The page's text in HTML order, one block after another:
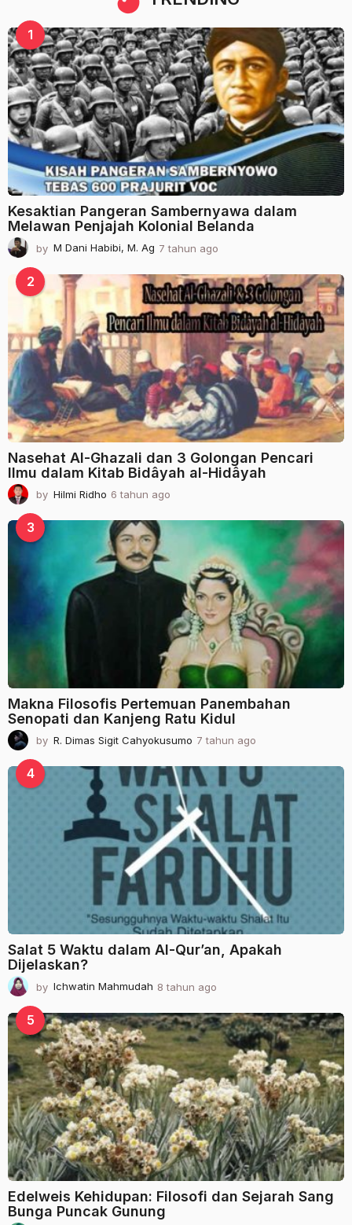
h
n
a
g
o
1
Kesaktian Pangeran Sambernyawa dalam
Melawan Penjajah Kolonial Belanda
by M Dani Habibi, M. Ag 7 tahun ago
a
h
u
n
a
g
o
2
Nasehat Al-Ghazali dan 3 Golongan Pencari
Ilmu dalam Kitab Bidâyah al-Hidâyah
by Hilmi Ridho 6 tahun ago
a
a
3
Makna Filosofis Pertemuan Panembahan
Senopati dan Kanjeng Ratu Kidul
by R. Dimas Sigit Cahyokusumo 7 tahun ago
a
h
u
n
a
g
4
Salat 5 Waktu dalam Al-Qur’an, Apakah
Dijelaskan?
by Ichwatin Mahmudah 8 tahun ago
a
h
n
a
g
o
5
Edelweis Kehidupan: Filosofi dan Sejarah Sang
Bunga Puncak Gunung